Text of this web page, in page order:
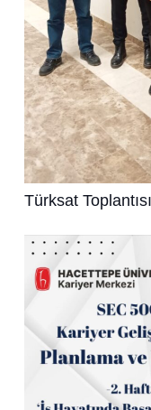
Türksat Toplantısı